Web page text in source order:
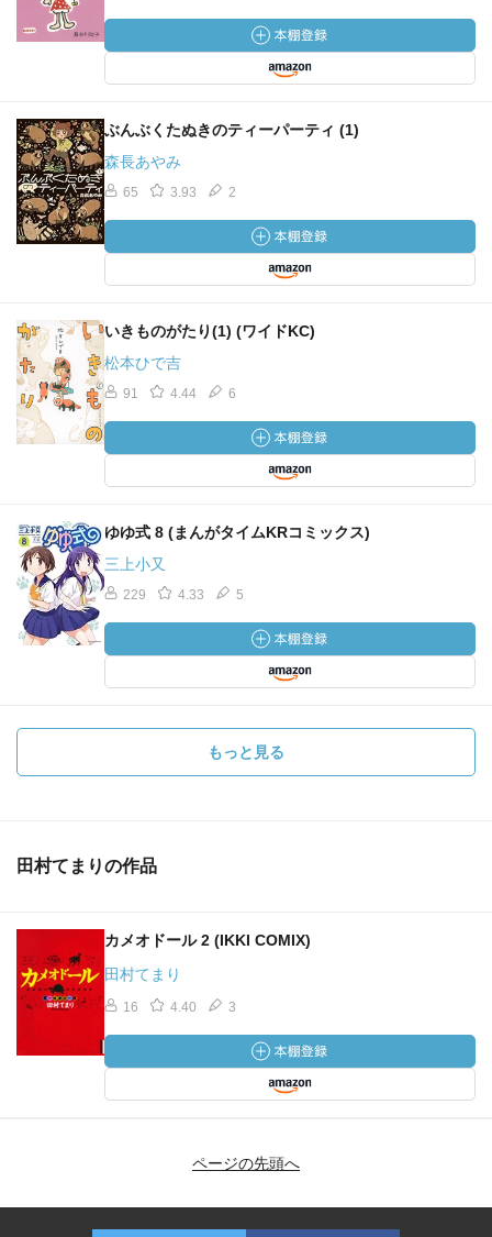
ぶんぶくたぬきのティーパーティ (1)
森長あやみ
65 3.93 2
いきものがたり(1) (ワイドKC)
松本ひで吉
91 4.44 6
ゆゆ式 8 (まんがタイムKRコミックス)
三上小又
229 4.33 5
もっと見る
田村てまりの作品
カメオドール 2 (IKKI COMIX)
田村てまり
16 4.40 3
ページの先頭へ